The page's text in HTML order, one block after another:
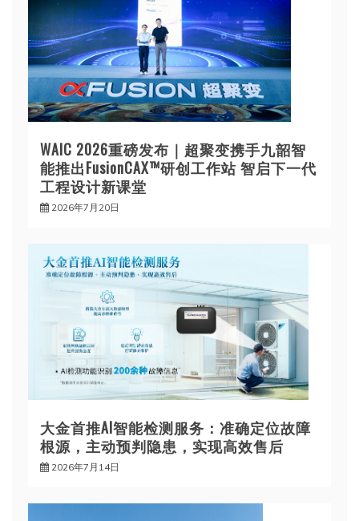
WAIC 2026重磅发布｜超聚变携手九韶智
能推出FusionCAX™研创工作站 智启下一代
工程设计新课堂
2026年7月20日
大金首推AI智能检测服务：准确定位故障
根源，主动预判隐患，实现高效售后
2026年7月14日